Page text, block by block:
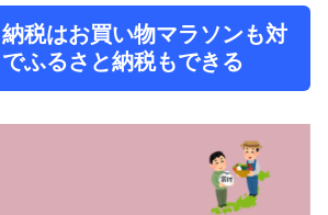
税はお買い物マラソンも対
ふるさと納税もできる